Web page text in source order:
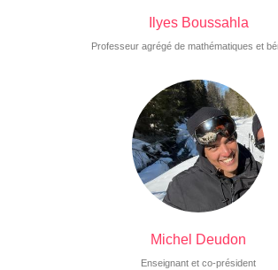
Ilyes Boussahla
Professeur agrégé de mathématiques et
Michel Deudon
Enseignant et co-président